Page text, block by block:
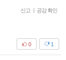
신고 공감 확인
1
0